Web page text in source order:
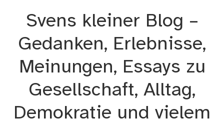
Svens kleiner Blog –
Gedanken, Erlebnisse,
Meinungen, Essays zu
Gesellschaft, Alltag,
Demokratie und vielem